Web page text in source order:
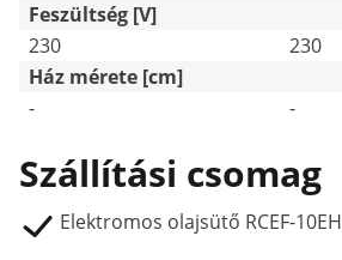
Feszültség [V]
230
230
Ház mérete [cm]
-
-
Szállítási csomag
Elektromos olajsütő RCEF-10EH